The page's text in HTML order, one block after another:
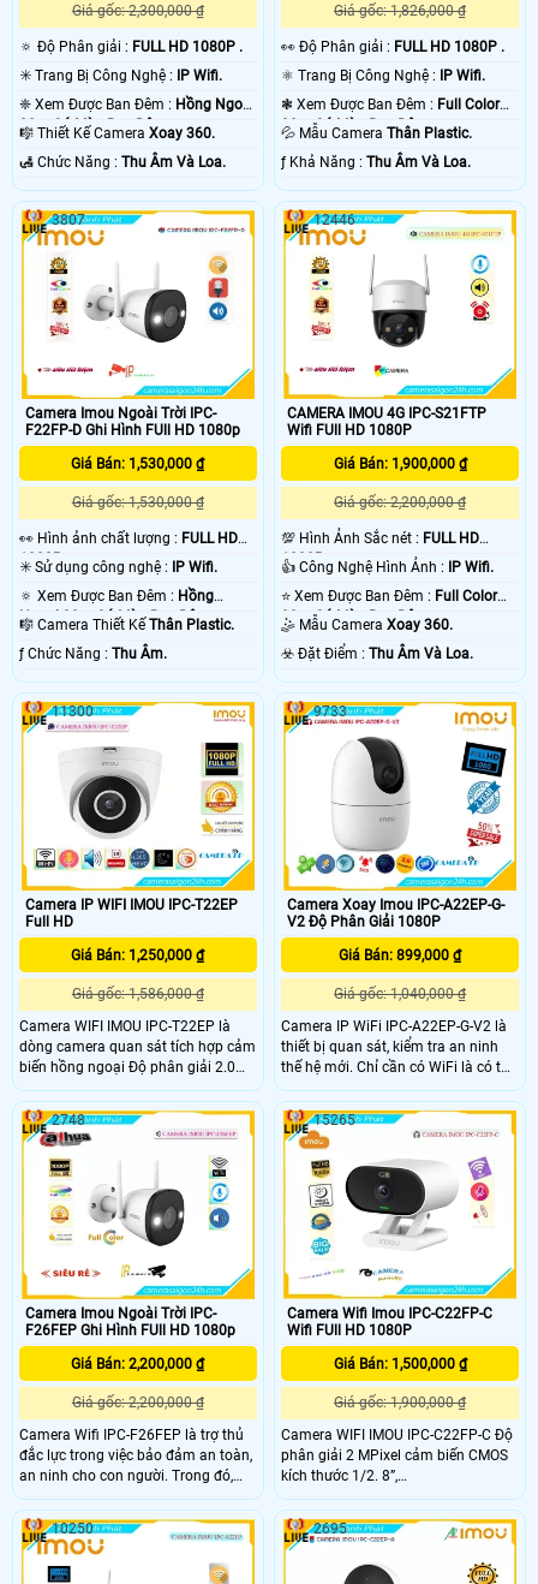
Giá gốc: 2,300,000 ₫
🔅 Độ Phân giải : FULL HD 1080P .
✳️ Trang Bị Công Nghệ : IP Wifi.
❈ Xem Được Ban Đêm : Hồng Ngoại
30m Có Màu Ban Ðêm.
🎼️ Thiết Kế Camera Xoay 360.
️🛃 Chức Năng : Thu Âm Và Loa.
Giá gốc: 1,826,000 ₫
️👀 Độ Phân giải : FULL HD 1080P .
⚛️ Trang Bị Công Nghệ : IP Wifi.
❃ Xem Được Ban Đêm : Full Color
30m Có Màu Ban Ðêm.
💦 Mẫu CameraThân Plastic.
️ƒ Khả Năng :Thu Âm Và Loa.
Camera Imou Ngoài Trời IPC-
F22FP-D Ghi Hình FUll HD 1080p
Giá Bán: 1,530,000 ₫
Giá gốc: 1,530,000 ₫
️👀 Hình ảnh chất lượng : FULL HD
1080P .
✳️ Sử dụng công nghệ :
IP Wifi.
🔅 Xem Được Ban Đêm : Hồng
Ngoại 30m Có Màu Ban Ðêm.
🎼️ Camera Thiết Kế Thân Plastic.
️ƒ Chức Năng : Thu Âm.
3807
CAMERA IMOU 4G IPC-S21FTP
Wifi FUll HD 1080P
Giá Bán: 1,900,000 ₫
Giá gốc: 2,200,000 ₫
💯 Hình Ảnh Sắc nét : FULL HD
1080P .
👍 Công Nghệ Hình Ảnh :
IP Wifi.
⭐ Xem Được Ban Đêm : Full Color
30m Có Màu Ban Ðêm.
🤹 Mẫu CameraXoay 360.
️☣️ Đặt Điểm :Thu Âm Và Loa.
12446
Camera IP WIFI IMOU IPC-T22EP
Full HD
Giá Bán: 1,250,000 ₫
Giá gốc: 1,586,000 ₫
Camera WIFI IMOU IPC-T22EP là
dòng camera quan sát tích hợp cảm
biến hồng ngoại Độ phân giải 2.0
MP cảm biến CMOS kích thước 1/2.
8”,
25/30fps@4.0M(1920X1080),Chuẩn
nén H
11300
Camera Xoay Imou IPC-A22EP-G-
V2 Độ Phân Giải 1080P
Giá Bán: 899,000 ₫
Giá gốc: 1,040,000 ₫
Camera IP WiFi IPC-A22EP-G-V2 là
thiết bị quan sát, kiểm tra an ninh
thế hệ mới. Chỉ cần có WiFi là có thể
kết nối trực tiếp với các thiết bị
ngoại vi như điện thoại di động, máy
tính bảng, laptop. . Sử dụng công
nghệ điện toán đám mây, hoặc thẻ
nhớ để lưu trữ nên không cần tới
đầu thu, ổ cứng để lưu trữ và kéo
dây phức tạp
9733
Camera Imou Ngoài Trời IPC-
F26FEP Ghi Hình FUll HD 1080p
Giá Bán: 2,200,000 ₫
Giá gốc: 2,200,000 ₫
Camera Wifi IPC-F26FEP là trợ thủ
đắc lực trong việc bảo đảm an toàn,
an ninh cho con người. Trong đó,
camera IP được nhiều khách hàng
tin dùng vì quan sát hình ảnh sắc
nét, độ phân giải cao, chỉ cần kết nối
với internet là có thể quan sát từ xa.
2748
Camera Wifi Imou IPC-C22FP-C
Wifi FUll HD 1080P
Giá Bán: 1,500,000 ₫
Giá gốc: 1,900,000 ₫
Camera WIFI IMOU IPC-C22FP-C Độ
phân giải 2 MPixel cảm biến CMOS
kích thước 1/2. 8”,
25/30fps@2MP(1920×1080),Tính
năng phát hiện con người, phát hiện
âm thanh bất thường, đàm thoại hai
(AP),Ống kính cố định 2. 8mm cho
15265
10250 2695